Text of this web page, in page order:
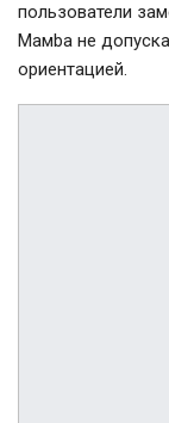
пользователи
Мамba не
ориентацией.